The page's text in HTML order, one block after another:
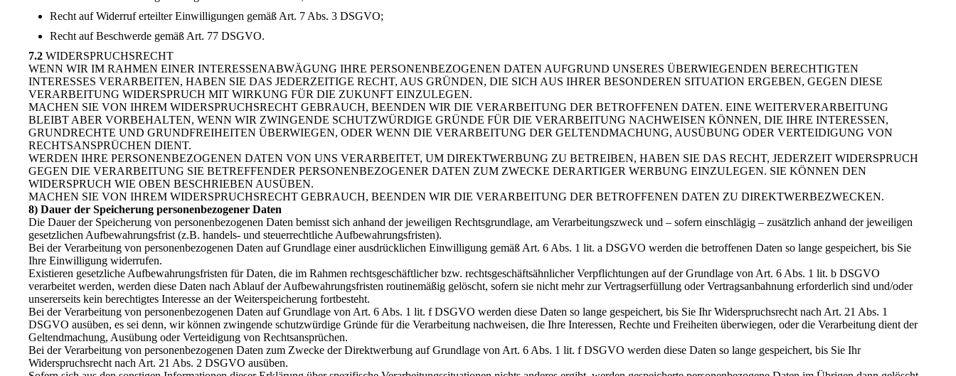
Recht auf Widerruf erteilter Einwilligungen gemäß Art. 7 Abs. 3 DSGVO;
Recht auf Beschwerde gemäß Art. 77 DSGVO.
7.2 WIDERSPRUCHSRECHT
WENN WIR IM RAHMEN EINER INTERESSENABWÄGUNG IHRE PERSONENBEZOGENEN DATEN AUFGRUND UNSERES ÜBERWIEGENDEN BERECHTIGTEN
INTERESSES VERARBEITEN, HABEN SIE DAS JEDERZEITIGE RECHT, AUS GRÜNDEN, DIE SICH AUS IHRER BESONDEREN SITUATION ERGEBEN, GEGEN DIESE
VERARBEITUNG WIDERSPRUCH MIT WIRKUNG FÜR DIE ZUKUNFT EINZULEGEN.
MACHEN SIE VON IHREM WIDERSPRUCHSRECHT GEBRAUCH, BEENDEN WIR DIE VERARBEITUNG DER BETROFFENEN DATEN. EINE WEITERVERARBEITUNG
BLEIBT ABER VORBEHALTEN, WENN WIR ZWINGENDE SCHUTZWÜRDIGE GRÜNDE FÜR DIE VERARBEITUNG NACHWEISEN KÖNNEN, DIE IHRE INTERESSEN,
GRUNDRECHTE UND GRUNDFREIHEITEN ÜBERWIEGEN, ODER WENN DIE VERARBEITUNG DER GELTENDMACHUNG, AUSÜBUNG ODER VERTEIDIGUNG VON
RECHTSANSPRÜCHEN DIENT.
WERDEN IHRE PERSONENBEZOGENEN DATEN VON UNS VERARBEITET, UM DIREKTWERBUNG ZU BETREIBEN, HABEN SIE DAS RECHT, JEDERZEIT WIDERSPRUCH
GEGEN DIE VERARBEITUNG SIE BETREFFENDER PERSONENBEZOGENER DATEN ZUM ZWECKE DERARTIGER WERBUNG EINZULEGEN. SIE KÖNNEN DEN
WIDERSPRUCH WIE OBEN BESCHRIEBEN AUSÜBEN.
MACHEN SIE VON IHREM WIDERSPRUCHSRECHT GEBRAUCH, BEENDEN WIR DIE VERARBEITUNG DER BETROFFENEN DATEN ZU DIREKTWERBEZWECKEN.
8) Dauer der Speicherung personenbezogener Daten
Die Dauer der Speicherung von personenbezogenen Daten bemisst sich anhand der jeweiligen Rechtsgrundlage, am Verarbeitungszweck und – sofern einschlägig – zusätzlich anhand der jeweiligen
gesetzlichen Aufbewahrungsfrist (z.B. handels- und steuerrechtliche Aufbewahrungsfristen).
Bei der Verarbeitung von personenbezogenen Daten auf Grundlage einer ausdrücklichen Einwilligung gemäß Art. 6 Abs. 1 lit. a DSGVO werden die betroffenen Daten so lange gespeichert, bis Sie
Ihre Einwilligung widerrufen.
Existieren gesetzliche Aufbewahrungsfristen für Daten, die im Rahmen rechtsgeschäftlicher bzw. rechtsgeschäftsähnlicher Verpflichtungen auf der Grundlage von Art. 6 Abs. 1 lit. b DSGVO
verarbeitet werden, werden diese Daten nach Ablauf der Aufbewahrungsfristen routinemäßig gelöscht, sofern sie nicht mehr zur Vertragserfüllung oder Vertragsanbahnung erforderlich sind und/oder
unsererseits kein berechtigtes Interesse an der Weiterspeicherung fortbesteht.
Bei der Verarbeitung von personenbezogenen Daten auf Grundlage von Art. 6 Abs. 1 lit. f DSGVO werden diese Daten so lange gespeichert, bis Sie Ihr Widerspruchsrecht nach Art. 21 Abs. 1
DSGVO ausüben, es sei denn, wir können zwingende schutzwürdige Gründe für die Verarbeitung nachweisen, die Ihre Interessen, Rechte und Freiheiten überwiegen, oder die Verarbeitung dient der
Geltendmachung, Ausübung oder Verteidigung von Rechtsansprüchen.
Bei der Verarbeitung von personenbezogenen Daten zum Zwecke der Direktwerbung auf Grundlage von Art. 6 Abs. 1 lit. f DSGVO werden diese Daten so lange gespeichert, bis Sie Ihr
Widerspruchsrecht nach Art. 21 Abs. 2 DSGVO ausüben.